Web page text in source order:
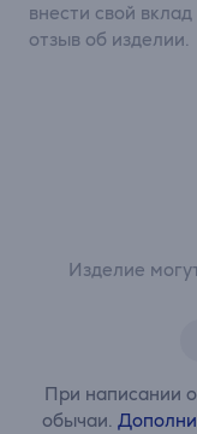
Изделие
При написании
обычаи.
внести свой
отзыв об изделии.